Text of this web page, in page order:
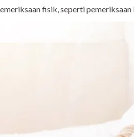
fisik, seperti pemeriksaan